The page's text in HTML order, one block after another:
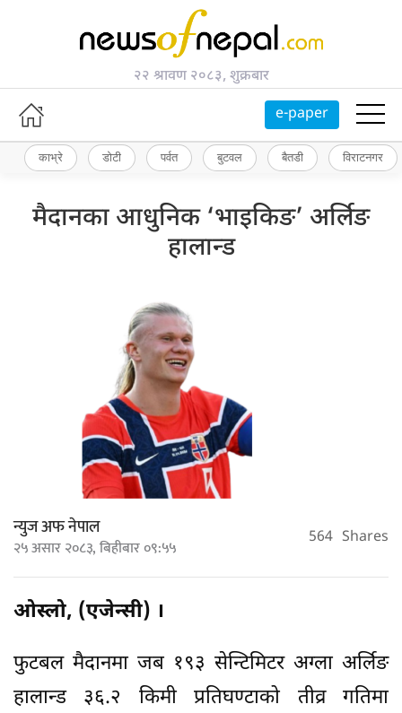
२२ श्रावण २०८३, शुक्रबार
e-paper
काभ्रे डोटी पर्वत बुटवल बैतडी विराटनगर
मैदानका आधुनिक ‘भाइकिङ’ अर्लिङ
हालान्ड
न्युज अफ नेपाल
२५ असार २०८३, बिहीबार ०९:५५ 564 Shares
ओस्लो, (एजेन्सी) ।
फुटबल मैदानमा जब १९३ सेन्टिमिटर अग्ला अर्लिङ
हालान्ड ३६.२ किमी प्रतिघण्टाको तीव्र गतिमा